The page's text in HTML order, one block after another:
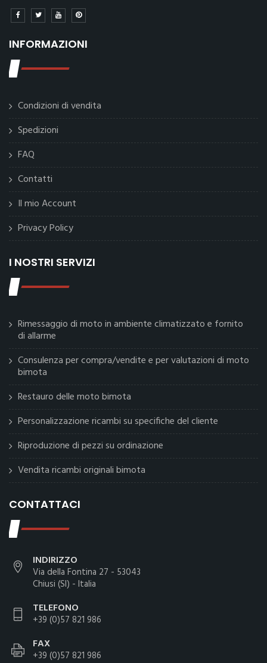
INFORMAZIONI
Condizioni di vendita
Spedizioni
FAQ
Contatti
Il mio Account
Privacy Policy
I NOSTRI SERVIZI
Rimessaggio di moto in ambiente climatizzato e fornito
di allarme
Consulenza per compra/vendite e per valutazioni di moto
bimota
Restauro delle moto bimota
Personalizzazione ricambi su specifiche del cliente
Riproduzione di pezzi su ordinazione
Vendita ricambi originali bimota
CONTATTACI
INDIRIZZO
Via della Fontina 27 - 53043
Chiusi (SI) - Italia
TELEFONO
+39 (0)57 821 986
FAX
+39 (0)57 821 986